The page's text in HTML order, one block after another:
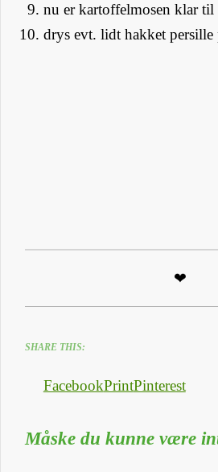
nu er kartoffelmosen klar til
drys evt. lidt hakket persille
❤
SHARE THIS:
FacebookPrintPinterest
Måske du kunne være